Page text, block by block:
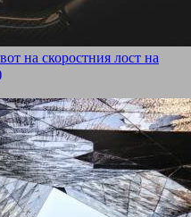
на скоростния лост на